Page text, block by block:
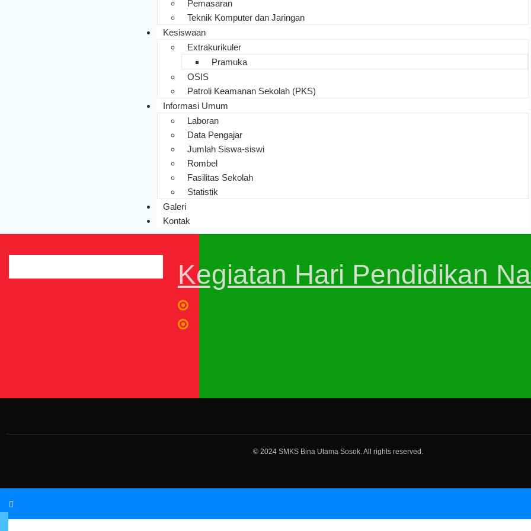
Pemasaran
Teknik Komputer dan Jaringan
Kesiswaan
Extrakurikuler
Pramuka
OSIS
Patroli Keamanan Sekolah (PKS)
Informasi Umum
Laboran
Data Pengajar
Jumlah Siswa-siswi
Rombel
Fasilitas Sekolah
Statistik
Galeri
Kontak
Kegiatan Hari Pendidikan
© 2024 SMKS Bina Utama Sosok. All rights reserved.